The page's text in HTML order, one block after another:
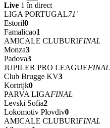
Live 1 în direct
LIGA PORTUGAL71'
Estoril0
Famalicao1
AMICALE CLUBURIFINAL
Monza3
Padova3
JUPILER PRO LEAGUEFINAL
Club Brugge KV3
Kortrijk0
PARVA LIGAFINAL
Levski Sofia2
Lokomotiv Plovdiv0
AMICALE CLUBURIFINAL